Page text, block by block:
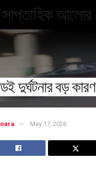
দুর্ঘটনার বড় কারণ
May 17, 2026